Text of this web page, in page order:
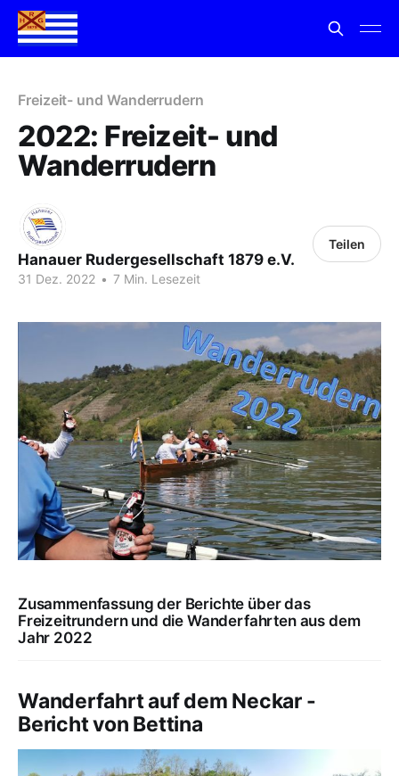
Freizeit- und Wanderrudern
2022: Freizeit- und
Wanderrudern
Hanauer Rudergesellschaft 1879 e.V.
31 Dez. 2022 • 7 Min. Lesezeit
Teilen
Zusammenfassung der Berichte über das
Freizeitrundern und die Wanderfahrten aus dem
Jahr 2022
Wanderfahrt auf dem Neckar -
Bericht von Bettina